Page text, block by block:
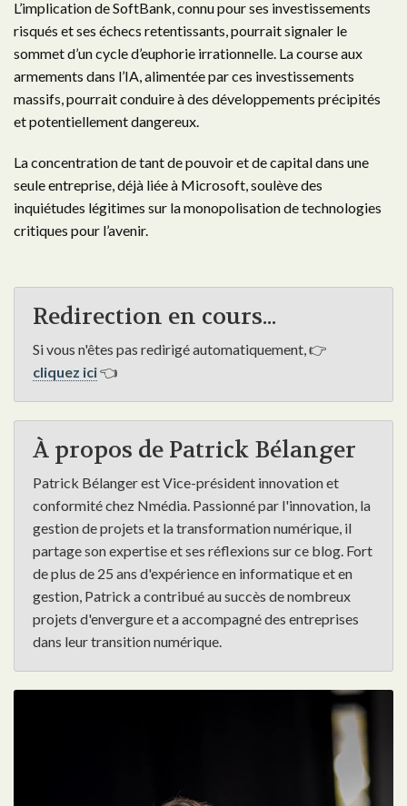
L’implication de SoftBank, connu pour ses investissements
risqués et ses échecs retentissants, pourrait signaler le
sommet d’un cycle d’euphorie irrationnelle. La course aux
armements dans l’IA, alimentée par ces investissements
massifs, pourrait conduire à des développements précipités
et potentiellement dangereux.
La concentration de tant de pouvoir et de capital dans une
seule entreprise, déjà liée à Microsoft, soulève des
inquiétudes légitimes sur la monopolisation de technologies
critiques pour l’avenir.
Redirection en cours...
Si vous n'êtes pas redirigé automatiquement, 👉
cliquez ici👈
À propos de Patrick Bélanger
Patrick Bélanger est Vice-président innovation et
conformité chez Nmédia. Passionné par l'innovation, la
gestion de projets et la transformation numérique, il
partage son expertise et ses réflexions sur ce blog. Fort
de plus de 25 ans d'expérience en informatique et en
gestion, Patrick a contribué au succès de nombreux
projets d'envergure et a accompagné des entreprises
dans leur transition numérique.